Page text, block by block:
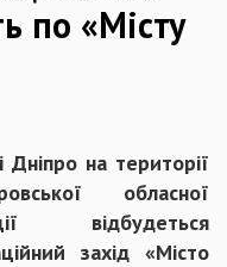
по «Місту
на території
обласної
відбудеться
захід «Місто